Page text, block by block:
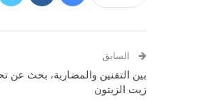
السابق
بين التقنين والمضاربة، بحث عن
زيت الزيتون